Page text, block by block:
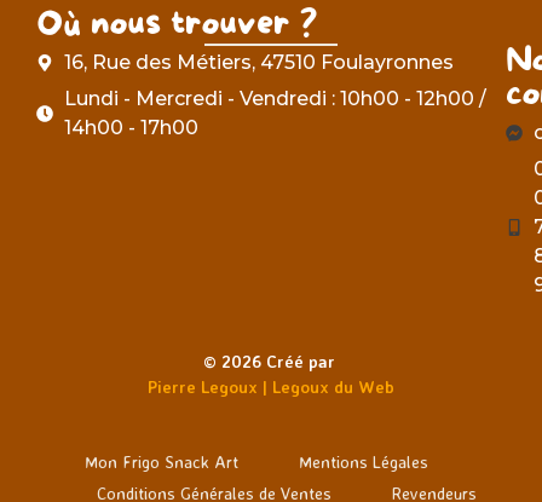
Où nous trouver ?
16, Rue des Métiers, 47510 Foulayronnes
Lundi - Mercredi - Vendredi : 10h00 - 12h00 /
14h00 - 17h00
© 2026 Créé par
Pierre Legoux | Legoux du Web
Mon Frigo Snack Art
Mentions Légales
Conditions Générales de Ventes
Revendeurs